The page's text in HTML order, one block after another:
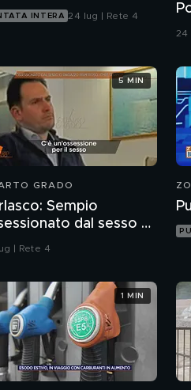
INTERA 24 lug | Rete 4
24
GRADO
Sempio
dal sesso o
rispettoso?
| Rete 4
5 MIN
1 MIN